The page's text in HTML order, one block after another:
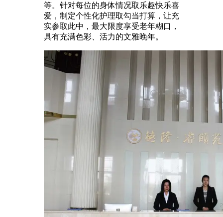
等。针对每位的身体情况取乐趣快乐喜
爱，制定个性化护理取勾当打算，让充
实参取此中，最大限度享受老年糊口，
具有充满色彩、活力的文雅晚年。